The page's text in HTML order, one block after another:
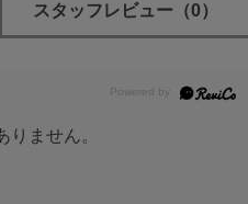
スタッフレビュー （0）
りません。